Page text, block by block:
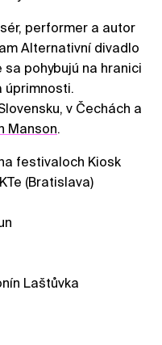
performer a autor
Alternativní divadlo
sa pohybujú na hranici
úprimnosti.
v Čechách a
Manson.
festivaloch Kiosk
(Bratislava)
Laštůvka